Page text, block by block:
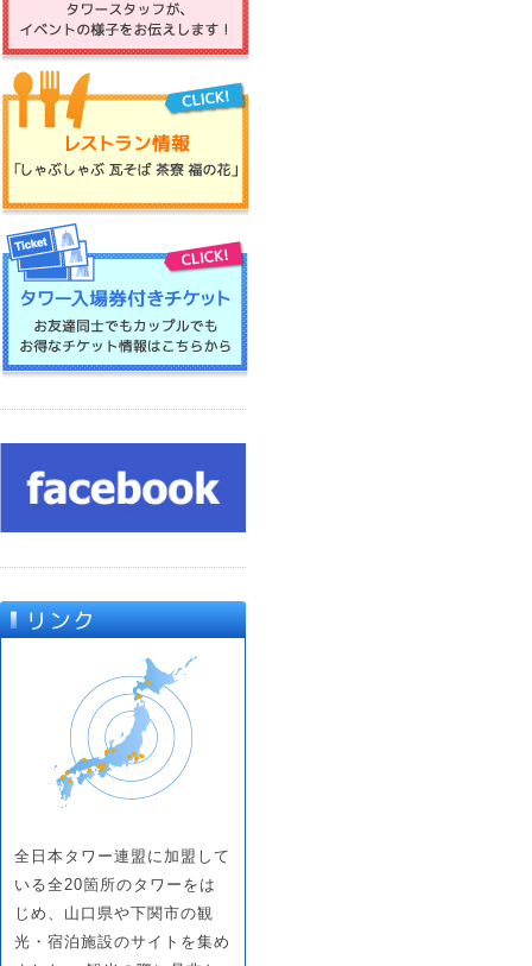
全日本タワー連盟に加盟して
いる全20箇所のタワーをは
じめ、山口県や下関市の観
光・宿泊施設のサイトを集め